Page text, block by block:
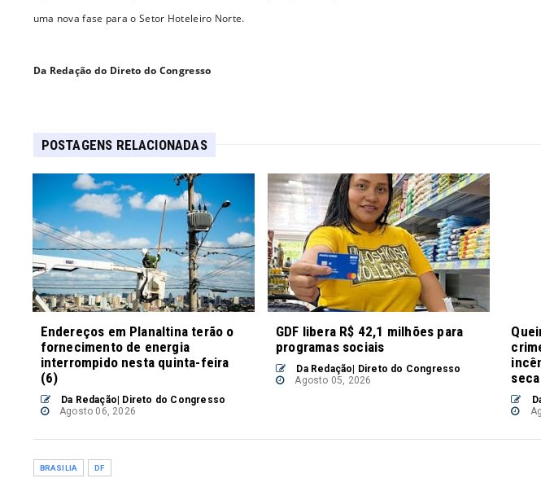
uma nova fase para o Setor Hoteleiro Norte.
Da Redação do Direto do Congresso
POSTAGENS RELACIONADAS
Endereços em Planaltina terão o
fornecimento de energia
interrompido nesta quinta-feira
(6)
Da Redação| Direto do Congresso
Agosto 06, 2026
GDF libera R$ 42,1 milhões para
programas sociais
Da Redação| Direto do Congresso
Agosto 05, 2026
seca
BRASILIA DF